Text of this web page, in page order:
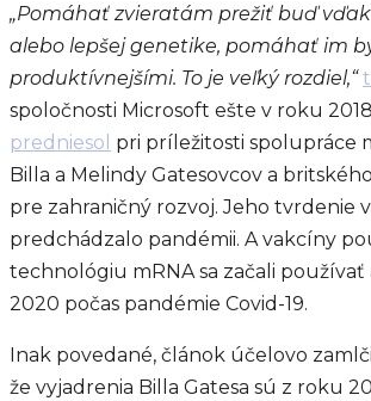
„Pomáhať zvieratám prežiť buď
alebo lepšej genetike, pomáhať im
produktívnejšími. To je veľký rozdiel,“
spoločnosti Microsoft ešte v roku
predniesol pri príležitosti spolupráce
Billa a Melindy Gatesovcov a
pre zahraničný rozvoj. Jeho tvrdenie
predchádzalo pandémii. A vakcíny
technológiu mRNA sa začali
2020 počas pandémie Covid-19.
Inak povedané, článok účelovo
že vyjadrenia Billa Gatesa sú z roku